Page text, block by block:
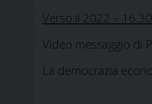
Verso il 2022 –
Video messaggio di
La democrazia